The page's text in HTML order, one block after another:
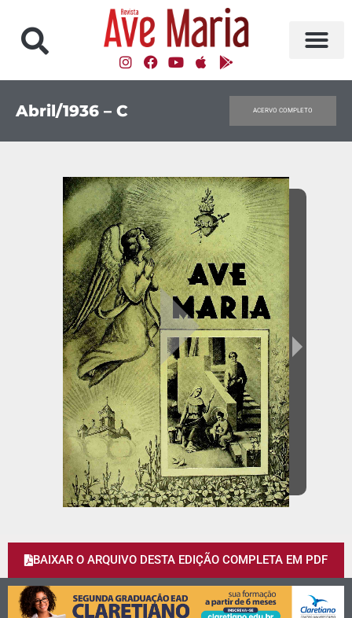
Abril/1936 – C ACERVO COMPLETO
BAIXAR O ARQUIVO DESTA EDIÇÃO COMPLETA EM PDF